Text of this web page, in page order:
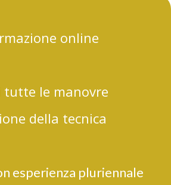
online
le manovre
della tecnica
esperienza pluriennale